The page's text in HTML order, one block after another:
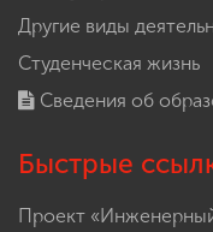
Другие виды
Студенческая жизнь
Сведения об
Быстрые
Проект